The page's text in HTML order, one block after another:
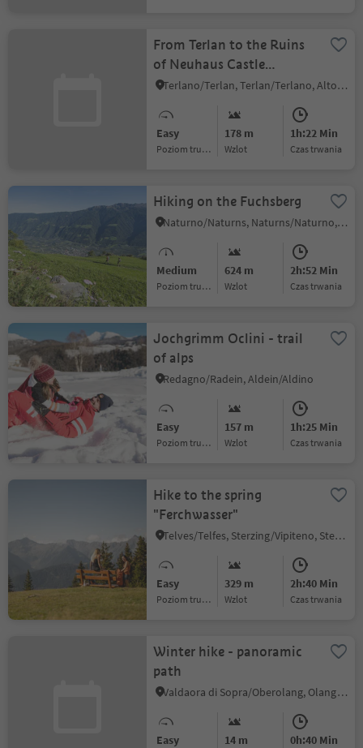
From Terlan to the Ruins
of Neuhaus Castle
(Maultasch Castle)
Terlano/Terlan, Terlan/Terlano, Alto Adige Wine Road
Easy
Poziom trudności
178 m
Wzlot
1h:22 Min
czas trwania
Hiking on the Fuchsberg
Naturno/Naturns, Naturns/Naturno, Meran/Merano and environs
Medium
Poziom trudności
624 m
Wzlot
2h:52 Min
czas trwania
Jochgrimm Oclini - trail
of alps
Redagno/Radein, Aldein/Aldino
Easy
Poziom trudności
157 m
Wzlot
1h:25 Min
czas trwania
Hike to the spring
"Ferchwasser"
Telves/Telfes, Sterzing/Vipiteno, Sterzing/Vipiteno and environs
Easy
Poziom trudności
329 m
Wzlot
2h:40 Min
czas trwania
Winter hike - panoramic
path
Valdaora di Sopra/Oberolang, Olang/Valdaora, Dolomites Region Kronplatz/Plan de Corones
Easy 14 m 0h:40 Min